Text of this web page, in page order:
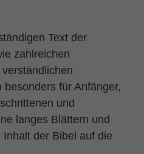
Text der
zahlreichen
für Anfänger,
und
langes Blättern und
der Bibel auf die